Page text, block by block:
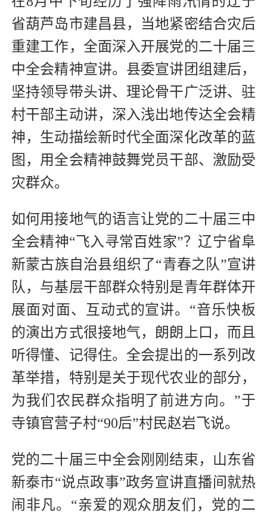
省葫芦岛市建昌县，当地紧密结合灾后
重建工作，全面深入开展党的二十届三
中全会精神宣讲。县委宣讲团组建后，
坚持领导带头讲、理论骨干广泛讲、驻
村干部主动讲，深入浅出地传达全会精
神，生动描绘新时代全面深化改革的蓝
图，用全会精神鼓舞党员干部、激励受
灾群众。
如何用接地气的语言让党的二十届三中
全会精神“飞入寻常百姓家”？辽宁省阜
新蒙古族自治县组织了“青春之队”宣讲
队，与基层干部群众特别是青年群体开
展面对面、互动式的宣讲。“音乐快板
的演出方式很接地气，朗朗上口，而且
听得懂、记得住。全会提出的一系列改
革举措，特别是关于现代农业的部分，
为我们农民群众指明了前进方向。”于
寺镇官营子村“90后”村民赵岩飞说。
党的二十届三中全会刚刚结束，山东省
新泰市“说点政事”政务宣讲直播间就热
闹非凡。“亲爱的观众朋友们，党的二